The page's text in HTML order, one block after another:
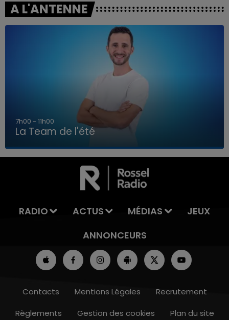
LA TEAM DE L'ÉTÉ
A L'ANTENNE
7h00 - 11h00
La Team de l'été
RADIO ACTUS MÉDIAS
JEUX
ANNONCEURS
Contacts Mentions Légales
Recrutement
Règlements
Gestion des cookies Plan du site